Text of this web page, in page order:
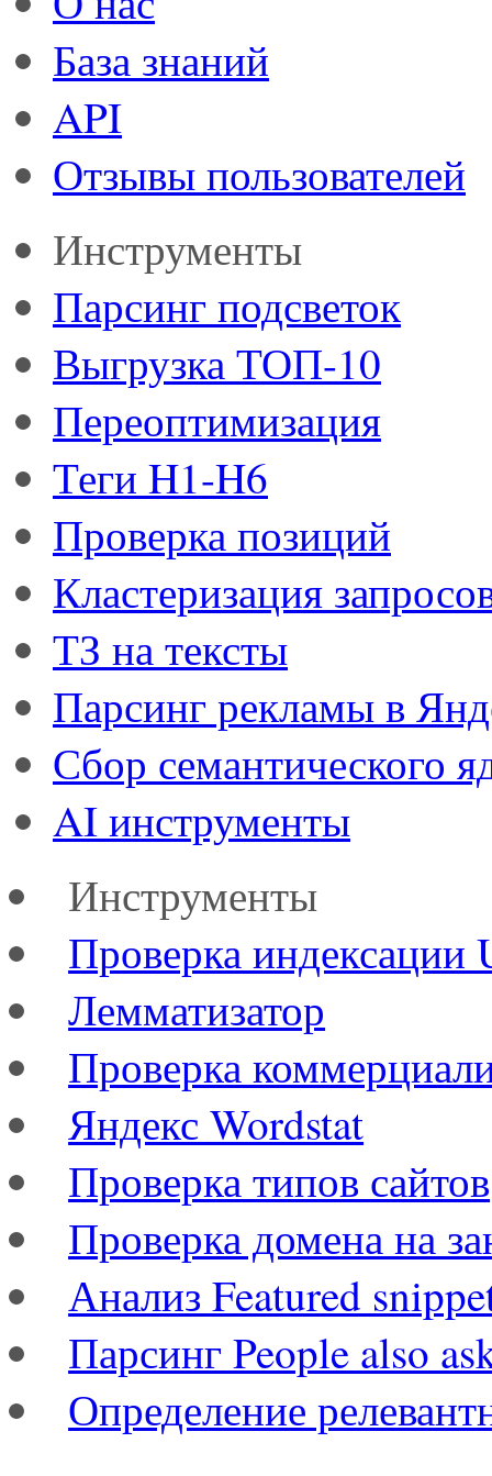
База знаний
API
Отзывы пользователей
Инструменты
Парсинг подсветок
Выгрузка ТОП-10
Переоптимизация
Теги H1-H6
Проверка позиций
Кластеризация
ТЗ на тексты
Парсинг рекламы в
Сбор семантического
AI инструменты
Инструменты
Проверка индексации
Лемматизатор
Проверка
Яндекс Wordstat
Проверка типов сайтов
Проверка домена на
Анализ Featured
Парсинг People also
Определение